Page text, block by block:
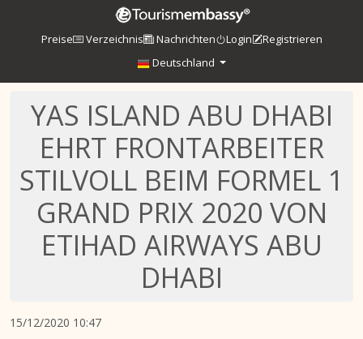
Preise Verzeichnis Nachrichten Login
Registrieren
Deutschland
YAS ISLAND ABU DHABI
EHRT FRONTARBEITER
STILVOLL BEIM FORMEL 1
GRAND PRIX 2020 VON
ETIHAD AIRWAYS ABU
DHABI
15/12/2020 10:47